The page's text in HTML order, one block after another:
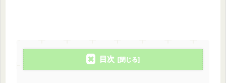
目次